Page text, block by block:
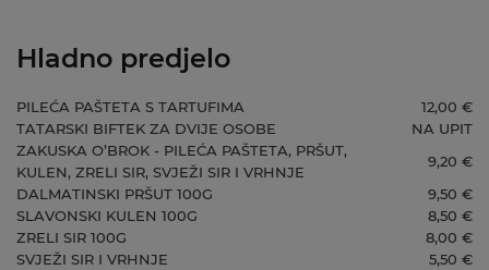
Hladno predjelo
PILEĆA PAŠTETA S TARTUFIMA
12,00 €
TATARSKI BIFTEK ZA DVIJE OSOBE
NA UPIT
ZAKUSKA O’BROK - PILEĆA PAŠTETA, PRŠUT,
KULEN, ZRELI SIR, SVJEŽI SIR I VRHNJE
9,20 €
DALMATINSKI PRŠUT 100G
9,50 €
SLAVONSKI KULEN 100G
8,50 €
ZRELI SIR 100G
8,00 €
SVJEŽI SIR I VRHNJE
5,50 €